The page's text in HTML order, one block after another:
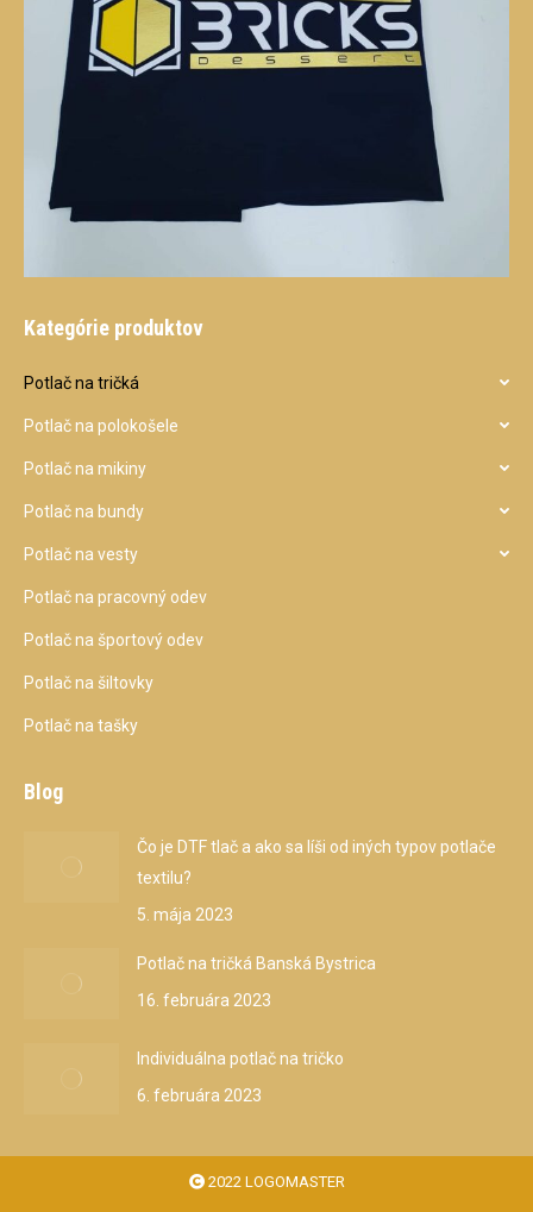
Kategórie produktov
Potlač na tričká
Potlač na polokošele
Potlač na mikiny
Potlač na bundy
Potlač na vesty
Potlač na pracovný odev
Potlač na športový odev
Potlač na šiltovky
Potlač na tašky
Blog
Čo je DTF tlač a ako sa líši od iných typov potlače
textilu?
5. mája 2023
Potlač na tričká Banská Bystrica
16. februára 2023
Individuálna potlač na tričko
6. februára 2023
2022 LOGOMASTER